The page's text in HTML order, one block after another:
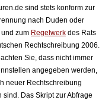
sind stets konform zur
nach Duden oder
zum Regelwerk des Rats
Rechtschreibung 2006.
Sie, dass nicht immer
angegeben werden,
neuer Rechtschreibung
sind. Das Skript zur Abfrage